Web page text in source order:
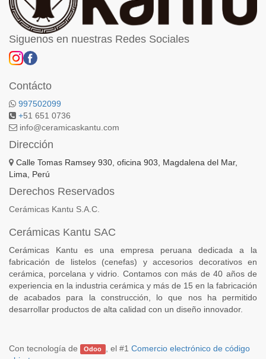
Siguenos en nuestras Redes Sociales
Contácto
997502099
+51 651 0736
info@ceramicaskantu.com
Dirección
Calle Tomas Ramsey 930, oficina 903, Magdalena del Mar,
Lima, Perú
Derechos Reservados
Cerámicas Kantu S.A.C.
Cerámicas Kantu SAC
Cerámicas Kantu es una empresa peruana dedicada a la
fabricación de listelos (cenefas) y accesorios decorativos en
cerámica, porcelana y vidrio. Contamos con más de 40 años de
experiencia en la industria cerámica y más de 15 en la fabricación
de acabados para la construcción, lo que nos ha permitido
desarrollar productos de alta calidad con un diseño innovador.
Con tecnología de Odoo , el #1 Comercio electrónico de código